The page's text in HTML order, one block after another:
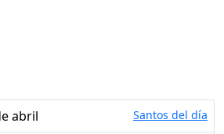
abril Santos del día